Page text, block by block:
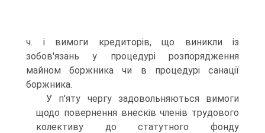
ч. і вимоги кредиторів, що виникли із
зобов'язань у процедурі розпорядження
майном боржника чи в процедурі санації
боржника.
У п'яту чергу задовольняються вимоги
щодо повернення внесків членів трудового
колективу до статутного фонду